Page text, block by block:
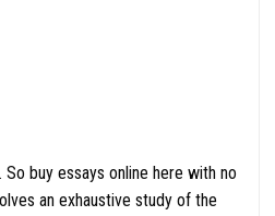
buy essays online here with no
an exhaustive study of the